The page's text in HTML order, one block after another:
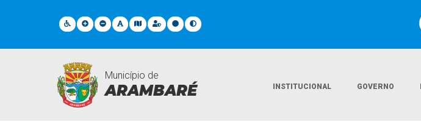
Município de
ARAMBARÉ INSTITUCIONAL GOVERNO
Legislações